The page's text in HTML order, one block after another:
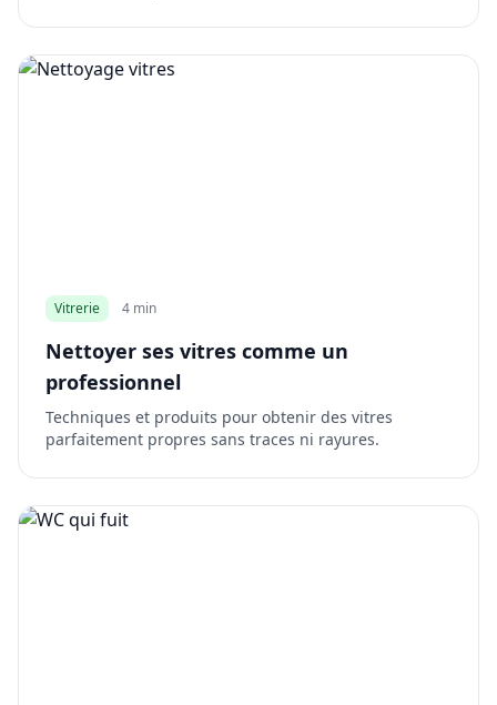
Vitrerie 4 min
Nettoyer ses vitres comme un
professionnel
Techniques et produits pour obtenir des vitres
parfaitement propres sans traces ni rayures.